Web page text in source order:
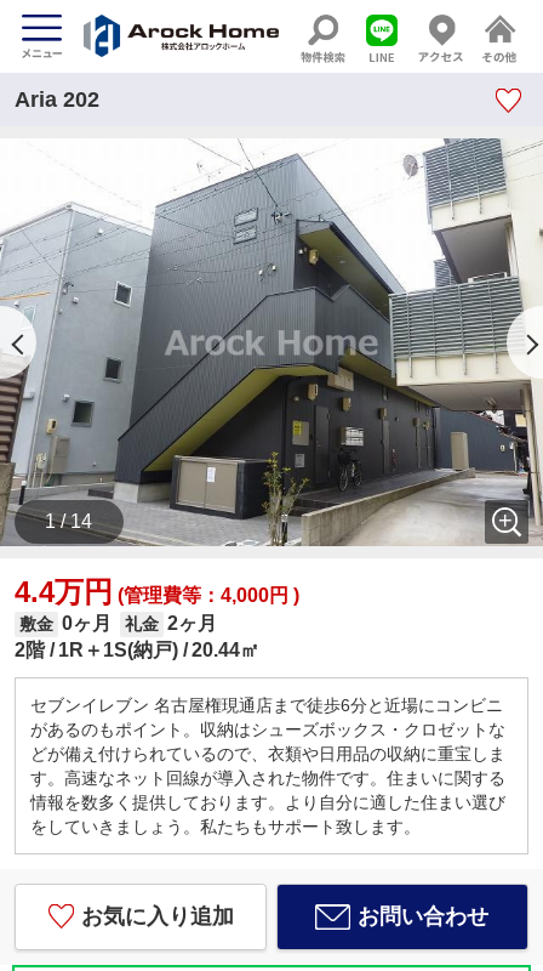
Aria 202
1 / 14
4.4万円 (管理費等：4,000円 )
敷金 0ヶ月 礼金 2ヶ月
2階
1R＋1S(納戸) 20.44㎡
セブンイレブン 名古屋権現通店まで徒歩6分と近場にコンビニ
があるのもポイント。収納はシューズボックス・クロゼットな
どが備え付けられているので、衣類や日用品の収納に重宝しま
す。高速なネット回線が導入された物件です。住まいに関する
情報を数多く提供しております。より自分に適した住まい選び
をしていきましょう。私たちもサポート致します。
お気に入り追加 お問い合わせ